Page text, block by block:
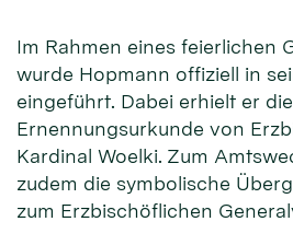
Im Rahmen eines feierlichen
wurde Hopmann offiziell in
eingeführt. Dabei erhielt er die
Ernennungsurkunde von
Kardinal Woelki. Zum
zudem die symbolische
zum Erzbischöflichen